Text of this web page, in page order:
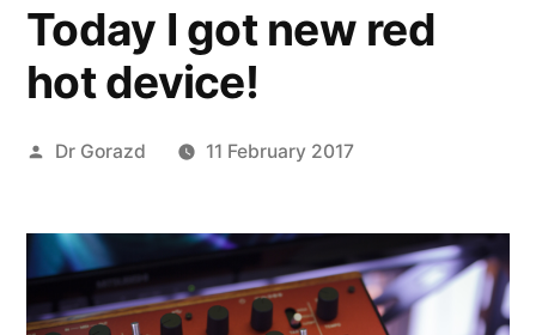
Today I got new red
hot device!
Posted
Dr Gorazd 11 February 2017